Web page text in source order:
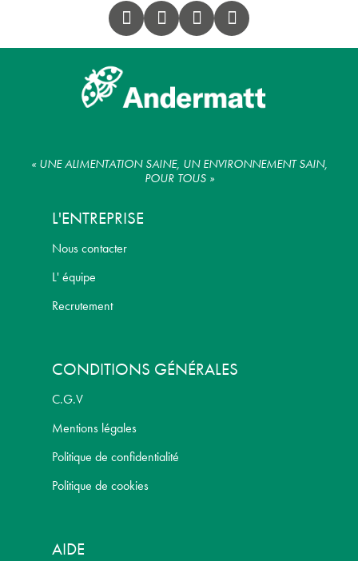
« UNE ALIMENTATION SAINE, UN ENVIRONNEMENT SAIN,
POUR TOUS »
L'ENTREPRISE
Nous contacter
L' équipe
Recrutement
CONDITIONS GÉNÉRALES
C.G.V
Mentions légales
Politique de confidentialité
Politique de cookies
AIDE